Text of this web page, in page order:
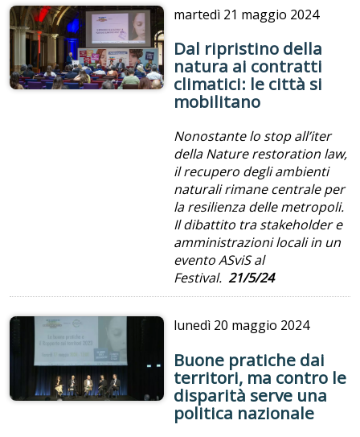
martedì 21 maggio 2024
Dal ripristino della
natura ai contratti
climatici: le città si
mobilitano
Nonostantelo stop all’iter
della Nature restoration law,
il recupero degli ambienti
naturali rimane centrale per
la resilienza delle metropoli.
Il dibattito tra stakeholder e
amministrazioni locali in un
evento ASviS al
Festival. 21/5/24
lunedì 20 maggio 2024
Buone pratiche dai
territori, ma contro le
disparità serve una
politica nazionale